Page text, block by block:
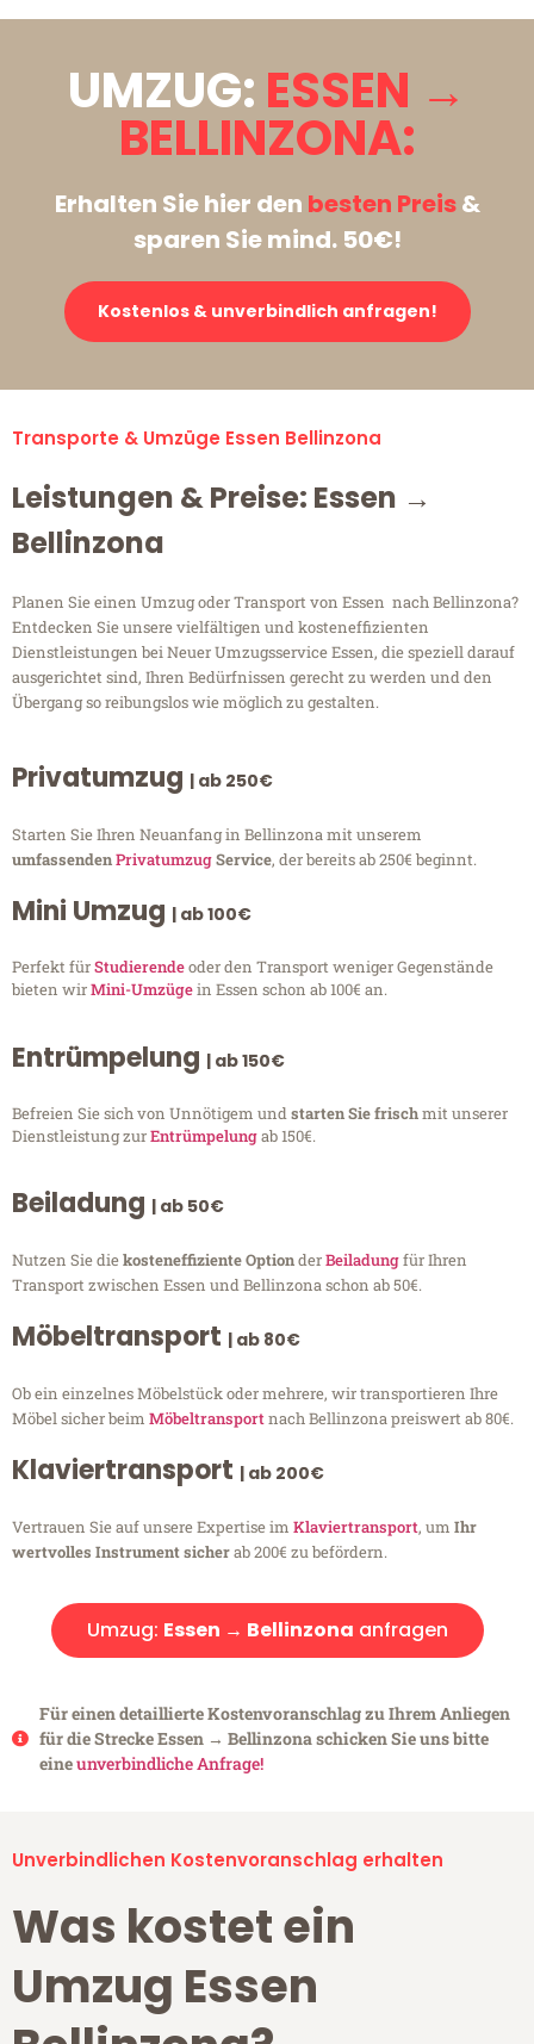
UMZUG: ESSEN →
BELLINZONA:
Erhalten Sie hier den besten Preis&
sparen Sie mind. 50€!
Kostenlos & unverbindlich anfragen!
Transporte & Umzüge Essen Bellinzona
Leistungen & Preise: Essen →
Bellinzona
Planen Sie einen Umzug oder Transport von Essen nach Bellinzona?
Entdecken Sie unsere vielfältigen und kosteneffizienten
Dienstleistungen bei Neuer Umzugsservice Essen, die speziell darauf
ausgerichtet sind, Ihren Bedürfnissen gerecht zu werden und den
Übergang so reibungslos wie möglich zu gestalten.
Privatumzug | ab 250€
Starten Sie Ihren Neuanfang in Bellinzona mit unserem
umfassendenPrivatumzugService, der bereits ab 250€ beginnt.
Mini Umzug | ab 100€
Perfekt fürStudierendeoder den Transport weniger Gegenstände
bieten wirMini-Umzügein Essen schon ab 100€ an.
Entrümpelung | ab 150€
Befreien Sie sich von Unnötigem undstarten Sie frischmit unserer
Dienstleistung zurEntrümpelungab 150€.
Beiladung | ab 50€
Nutzen Sie diekosteneffiziente OptionderBeiladungfür Ihren
Transport zwischen Essen und Bellinzona schon ab 50€.
Möbeltransport | ab 80€
Ob ein einzelnes Möbelstück oder mehrere, wir transportieren Ihre
Möbel sicher beim Möbeltransportnach Bellinzona preiswert ab 80€.
Klaviertransport | ab 200€
Vertrauen Sie auf unsere Expertise im Klaviertransport, um Ihr
wertvolles Instrument sicherab 200€ zu befördern.
Umzug: Essen → Bellinzona anfragen
Für einen detaillierte Kostenvoranschlag zu Ihrem Anliegen
für die Strecke Essen → Bellinzona schicken Sie uns bitte
eineunverbindliche Anfrage!
Unverbindlichen Kostenvoranschlag erhalten
Was kostet ein
Umzug Essen